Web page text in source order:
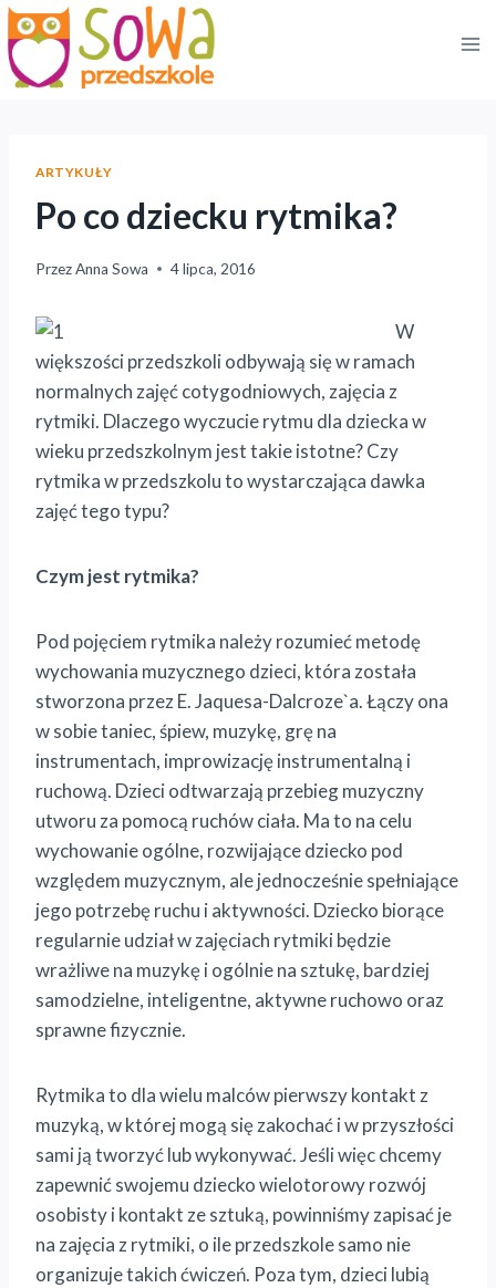
Przejdź
do
treści
ARTYKUŁY
Po co dziecku rytmika?
PrzezAnna Sowa 4 lipca, 2016
W
większości przedszkoli odbywają się w ramach
normalnych zajęć cotygodniowych, zajęcia z
rytmiki. Dlaczego wyczucie rytmu dla dziecka w
wieku przedszkolnym jest takie istotne? Czy
rytmika w przedszkolu to wystarczająca dawka
zajęć tego typu?
Czym jest rytmika?
Pod pojęciem rytmika należy rozumieć metodę
wychowania muzycznego dzieci, która została
stworzona przez E. Jaquesa-Dalcroze`a. Łączy ona
w sobie taniec, śpiew, muzykę, grę na
instrumentach, improwizację instrumentalną i
ruchową. Dzieci odtwarzają przebieg muzyczny
utworu za pomocą ruchów ciała. Ma to na celu
wychowanie ogólne, rozwijające dziecko pod
względem muzycznym, ale jednocześnie spełniające
jego potrzebę ruchu i aktywności. Dziecko biorące
regularnie udział w zajęciach rytmiki będzie
wrażliwe na muzykę i ogólnie na sztukę, bardziej
samodzielne, inteligentne, aktywne ruchowo oraz
sprawne fizycznie.
Rytmika to dla wielu malców pierwszy kontakt z
muzyką, w której mogą się zakochać i w przyszłości
sami ją tworzyć lub wykonywać. Jeśli więc chcemy
zapewnić swojemu dziecko wielotorowy rozwój
osobisty i kontakt ze sztuką, powinniśmy zapisać je
na zajęcia z rytmiki, o ile przedszkole samo nie
organizuje takich ćwiczeń. Poza tym, dzieci lubią